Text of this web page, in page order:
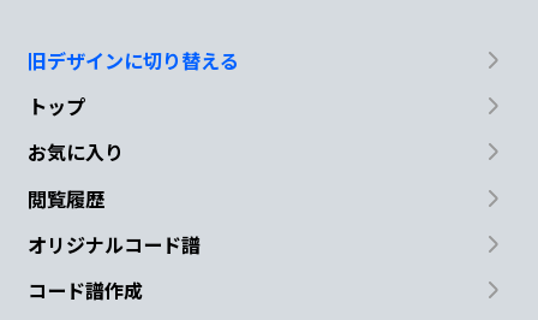
旧デザインに切り替える
トップ
お気に入り
閲覧履歴
オリジナルコード譜
コード譜作成